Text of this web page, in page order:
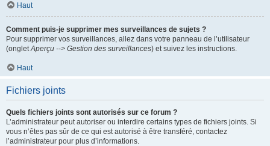
Haut
Comment puis-je supprimer mes surveillances de sujets ?
Pour supprimer vos surveillances, allez dans votre panneau de l’utilisateur
(ongletAperçu --> Gestion des surveillances) et suivez les instructions.
Haut
Fichiers joints
Quels fichiers joints sont autorisés sur ce forum ?
L’administrateur peut autoriser ou interdire certains types de fichiers joints. Si
vous n’êtes pas sûr de ce qui est autorisé à être transféré, contactez
l’administrateur pour plus d’informations.